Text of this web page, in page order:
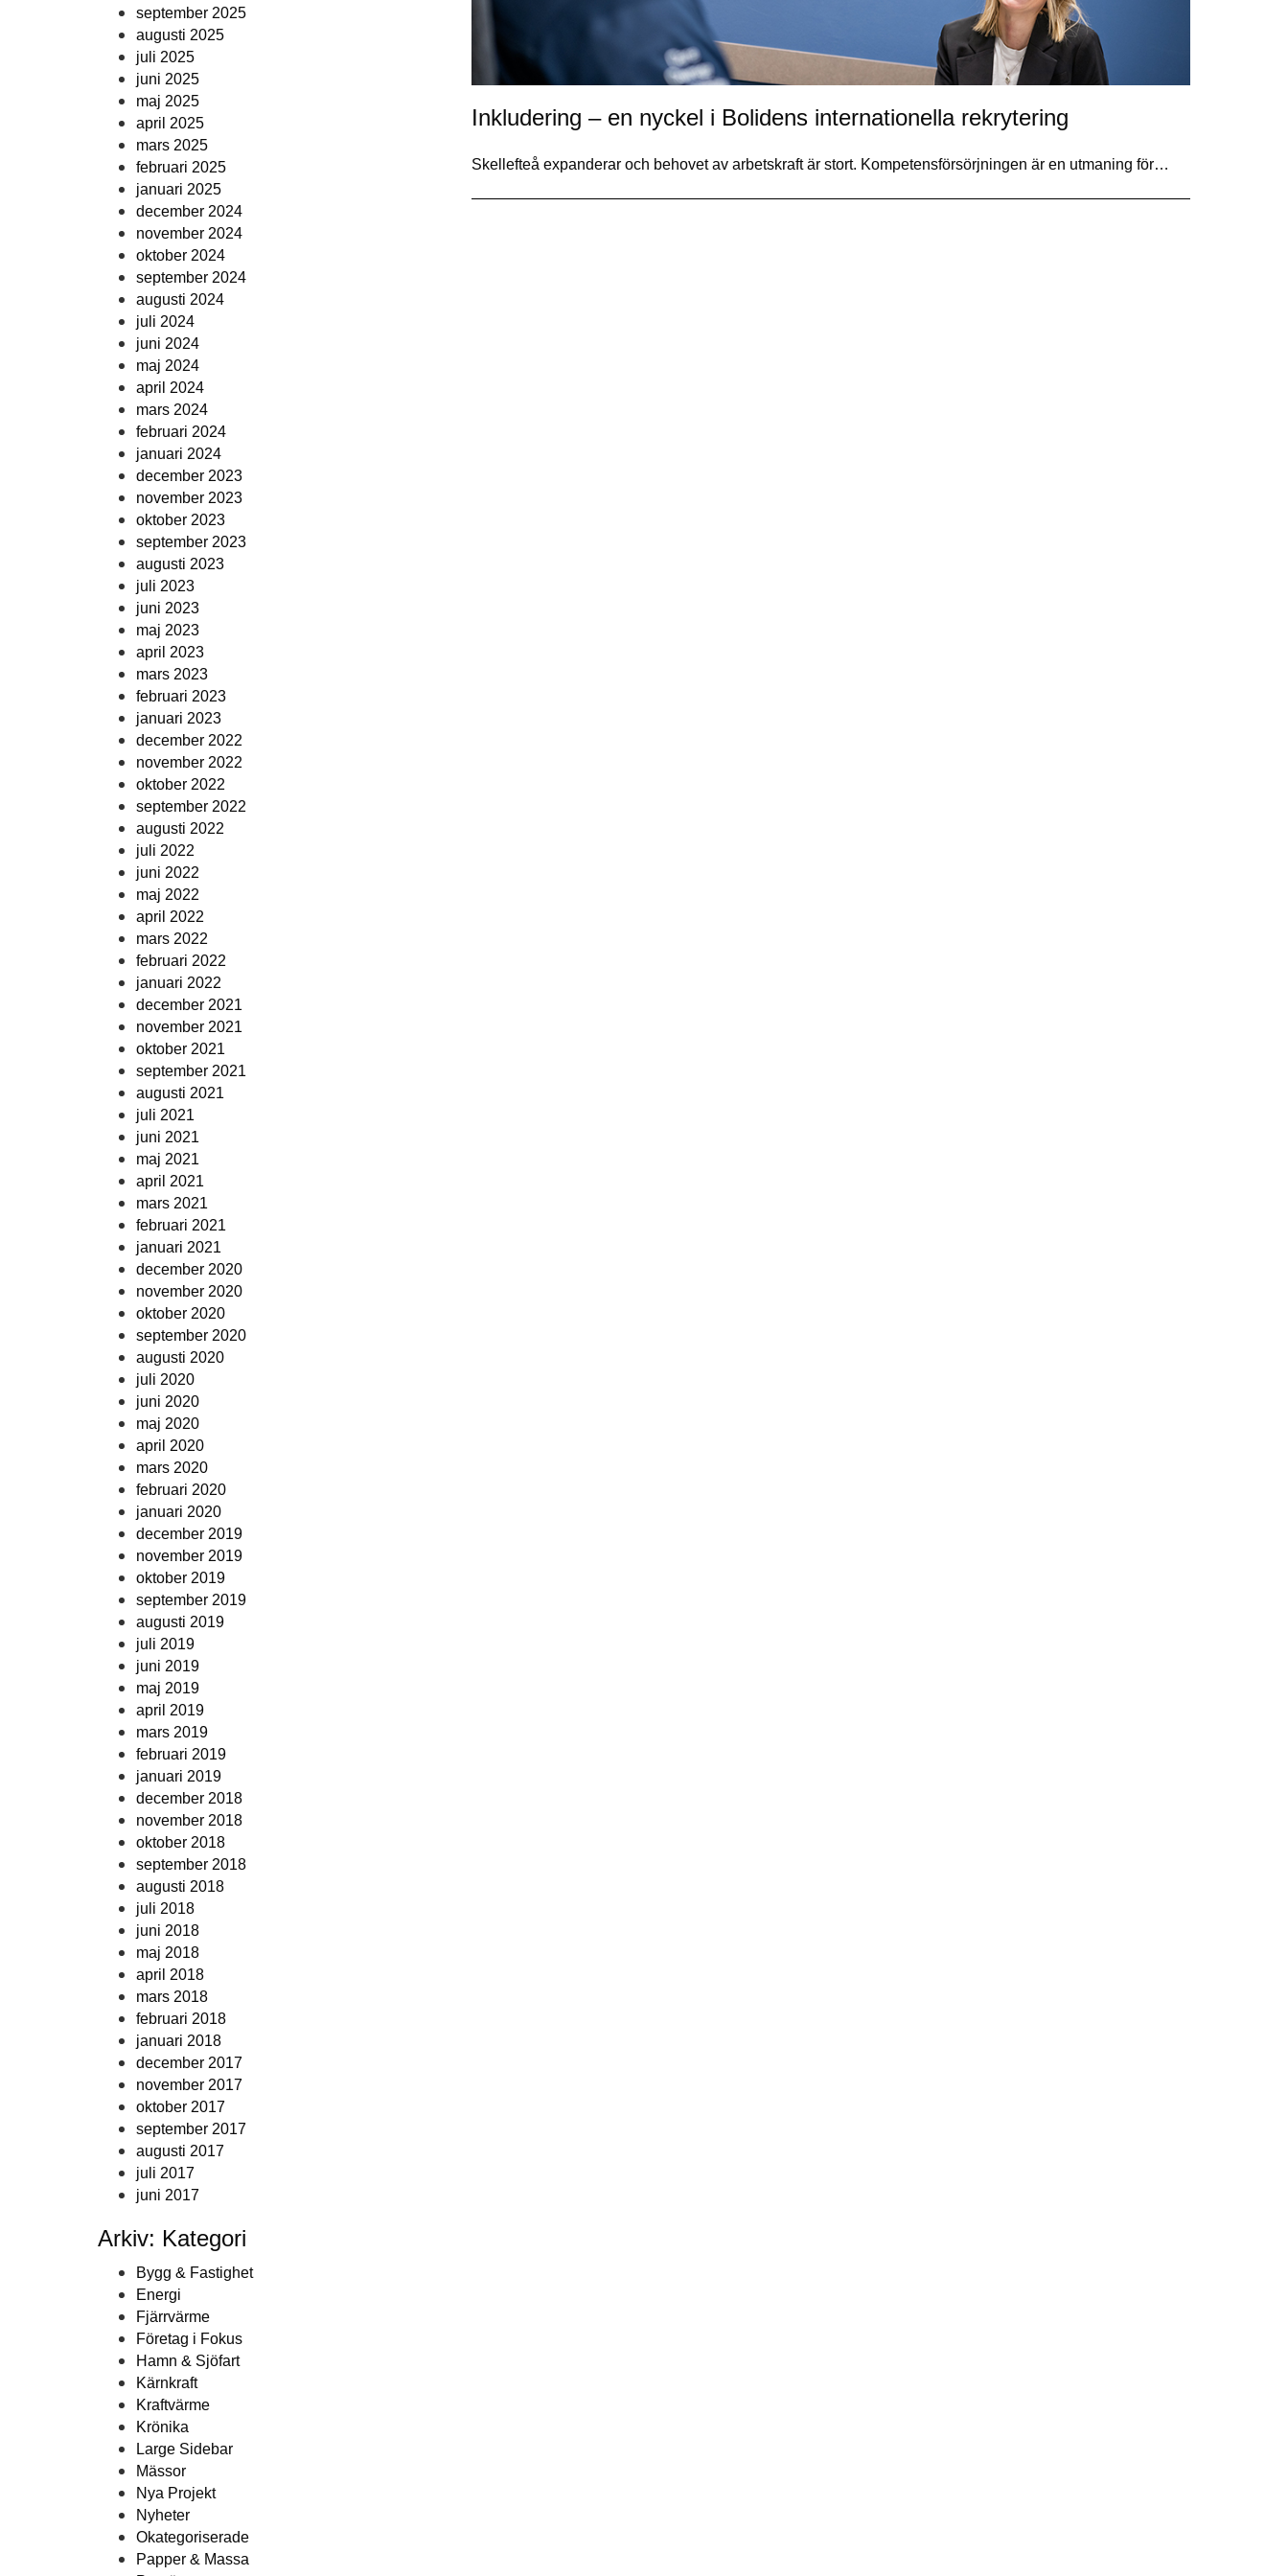
september 2025
augusti 2025
juli 2025
juni 2025
maj 2025
april 2025
mars 2025
februari 2025
januari 2025
december 2024
november 2024
oktober 2024
september 2024
augusti 2024
juli 2024
juni 2024
maj 2024
april 2024
mars 2024
februari 2024
januari 2024
december 2023
november 2023
oktober 2023
september 2023
augusti 2023
juli 2023
juni 2023
maj 2023
april 2023
mars 2023
februari 2023
januari 2023
december 2022
november 2022
oktober 2022
september 2022
augusti 2022
juli 2022
juni 2022
maj 2022
april 2022
mars 2022
februari 2022
januari 2022
december 2021
november 2021
oktober 2021
september 2021
augusti 2021
juli 2021
juni 2021
maj 2021
april 2021
mars 2021
februari 2021
januari 2021
december 2020
november 2020
oktober 2020
september 2020
augusti 2020
juli 2020
juni 2020
maj 2020
april 2020
mars 2020
februari 2020
januari 2020
december 2019
november 2019
oktober 2019
september 2019
augusti 2019
juli 2019
juni 2019
maj 2019
april 2019
mars 2019
februari 2019
januari 2019
december 2018
november 2018
oktober 2018
september 2018
augusti 2018
juli 2018
juni 2018
maj 2018
april 2018
mars 2018
februari 2018
januari 2018
december 2017
november 2017
oktober 2017
september 2017
augusti 2017
juli 2017
juni 2017
Arkiv: Kategori
Bygg & Fastighet
Energi
Fjärrvärme
Företag i Fokus
Hamn & Sjöfart
Kärnkraft
Kraftvärme
Krönika
Large Sidebar
Mässor
Nya Projekt
Nyheter
Okategoriserade
Papper & Massa
Inkludering – en nyckel i Bolidens internationella rekrytering
Skellefteå expanderar och behovet av arbetskraft är stort. Kompetensförsörjningen är en utmaning för…